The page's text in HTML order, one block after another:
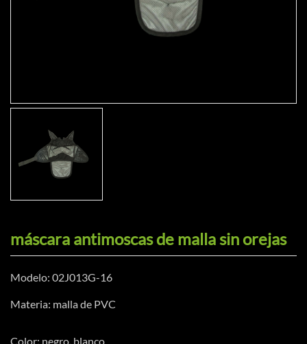
máscara antimoscas de malla sin orejas
Modelo: 02J013G-16
Materia: malla de PVC
Color: negro, blanco